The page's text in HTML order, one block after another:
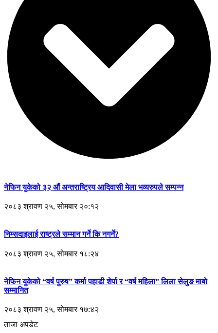
नेफिन युकेको ३२ औं अन्तराष्ट्रिय आदिवासी मेला भव्यरुपले सम्पन्न
२०८३ श्रावण २५, सोमबार २०:१२
निम्सदाइलाई राष्ट्रले सम्मान गर्ने कि नगर्ने?
२०८३ श्रावण २५, सोमबार १८:२४
नेफिन युकेको “वर्ष पुरुष” कर्मा पहाडी शेर्पा र “वर्ष महिला” लिला सेलुङ माबो
सम्मानित
२०८३ श्रावण २५, सोमबार १७:४२
ताजा अपडेट